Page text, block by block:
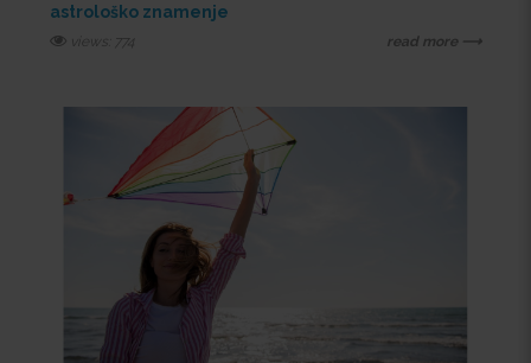
astrološko znamenje
views: 774 read more ⟶